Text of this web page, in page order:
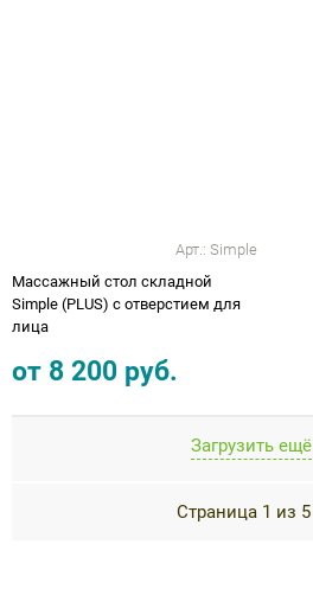
Арт.: Simple
Массажный стол складной
Simple (PLUS) с отверстием для
лица
от 8 200 руб.
Загрузить ещё
Страница 1 из 5